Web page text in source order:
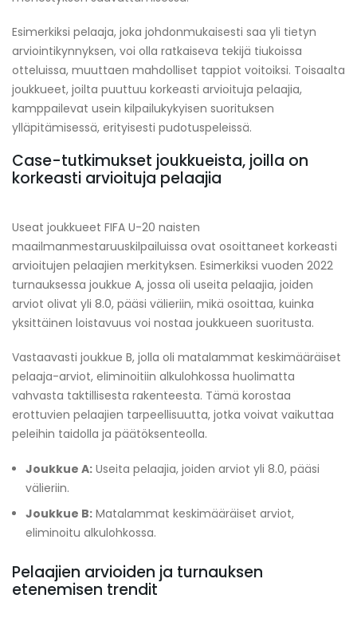
Esimerkiksi pelaaja, joka johdonmukaisesti saa yli tietyn
arviointikynnyksen, voi olla ratkaiseva tekijä tiukoissa
otteluissa, muuttaen mahdolliset tappiot voitoiksi. Toisaalta
joukkueet, joilta puuttuu korkeasti arvioituja pelaajia,
kamppailevat usein kilpailukykyisen suorituksen
ylläpitämisessä, erityisesti pudotuspeleissä.
Case-tutkimukset joukkueista, joilla on
korkeasti arvioituja pelaajia
Useat joukkueet FIFA U-20 naisten
maailmanmestaruuskilpailuissa ovat osoittaneet korkeasti
arvioitujen pelaajien merkityksen. Esimerkiksi vuoden 2022
turnauksessa joukkue A, jossa oli useita pelaajia, joiden
arviot olivat yli 8.0, pääsi välieriin, mikä osoittaa, kuinka
yksittäinen loistavuus voi nostaa joukkueen suoritusta.
Vastaavasti joukkue B, jolla oli matalammat keskimääräiset
pelaaja-arviot, eliminoitiin alkulohkossa huolimatta
vahvasta taktillisesta rakenteesta. Tämä korostaa
erottuvien pelaajien tarpeellisuutta, jotka voivat vaikuttaa
peleihin taidolla ja päätöksenteolla.
Joukkue A: Useita pelaajia, joiden arviot yli 8.0, pääsi
välieriin.
Joukkue B: Matalammat keskimääräiset arviot,
eliminoitu alkulohkossa.
Pelaajien arvioiden ja turnauksen
etenemisen trendit